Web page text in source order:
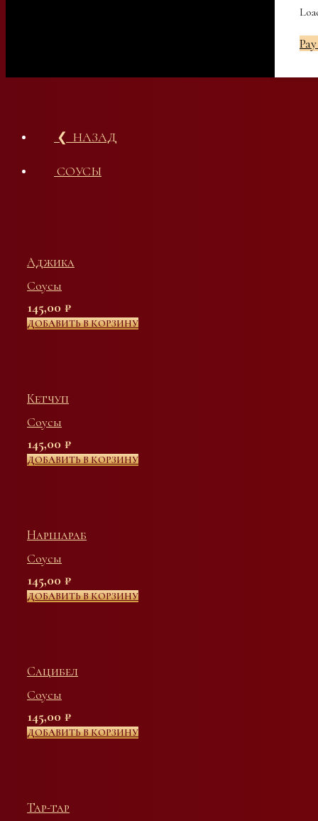
❮ НАЗАД
СОУСЫ
Аджика
Соусы
145,00 ₽
ДОБАВИТЬ В КОРЗИНУ
Кетчуп
Соусы
145,00 ₽
ДОБАВИТЬ В КОРЗИНУ
Наршараб
Соусы
145,00 ₽
ДОБАВИТЬ В КОРЗИНУ
Сацибел
Соусы
145,00 ₽
ДОБАВИТЬ В КОРЗИНУ
Тар-тар